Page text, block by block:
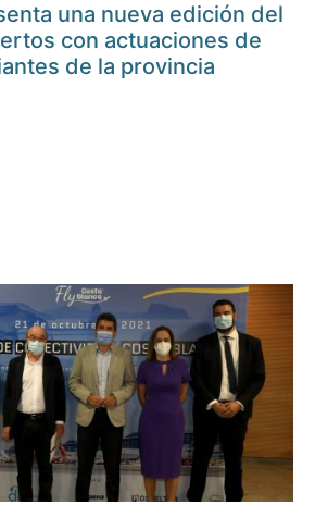
una nueva edición del
con actuaciones de
de la provincia